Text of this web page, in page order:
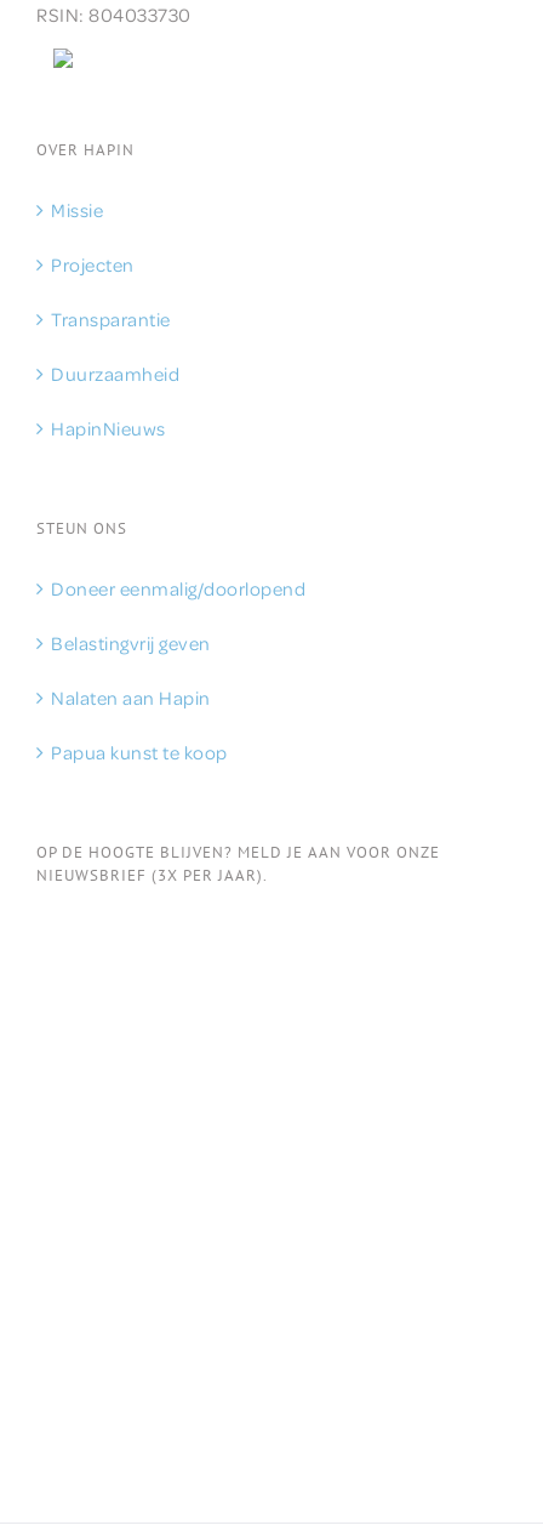
RSIN: 804033730
OVER HAPIN
Missie
Projecten
Transparantie
Duurzaamheid
HapinNieuws
STEUN ONS
Doneer eenmalig/doorlopend
Belastingvrij geven
Nalaten aan Hapin
Papua kunst te koop
OP DE HOOGTE BLIJVEN? MELD JE AAN VOOR ONZE
NIEUWSBRIEF (3X PER JAAR).